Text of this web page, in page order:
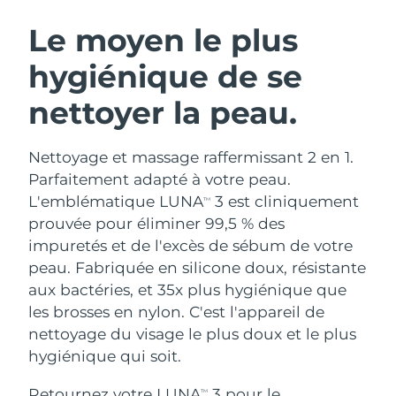
Le moyen le plus
hygiénique de se
nettoyer la peau.
Nettoyage et massage raffermissant 2 en 1.
Parfaitement adapté à votre peau.
L'emblématique LUNATM
3 est cliniquement
prouvée pour éliminer 99,5 % des
impuretés et de l'excès de sébum de votre
peau. Fabriquée en silicone doux, résistante
aux bactéries, et 35x plus hygiénique que
les brosses en nylon. C'est l'appareil de
nettoyage du visage le plus doux et le plus
hygiénique qui soit.
TM
Nettoyage du visage
Anti-aging massage
LUNA™ 4 Plus
Massage, LED heating
LUNA™ 4 Men
For men, anti-aging massage
Lifting
Microcurrent toning
BEAR™ 2 go
Microcurrent toning on-the-go
BEAR™ 2 eyes & lips
Microcurrent line smoothing device
Hydratation
UFO™ 3 coffret
Deep facial hydration
UFO™ 3 LED
Near-infrared and red light therapy
device
Soin bucco-dentaire
issa™ 4
Hybrid silicone sonic toothbrush
issa™ 4 plus
Smart hybrid silicone sonic toothbrush
FAQ™ TRAITEMENT ANTI-ÂGE
Anti-âge
NEW
Autriche Livraison estimée
Bahreïn Livraison estimée
Belgique Livraison estimée
Bermudes Livraison estimée8/17/26
Bosnie-Herzégovine Livraison estimée 8/14/26
Brunei Livraison estimée
Bulgarie Livraison estimée8/11/26
Canada Livraison estimée
Chili